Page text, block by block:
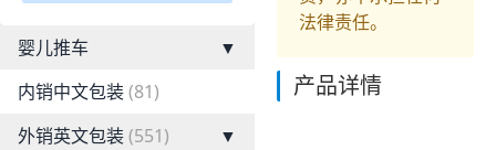
婴儿推车
▼
内销中文包装(81)
外销英文包装(551)
▼
法律责任。
产品详情